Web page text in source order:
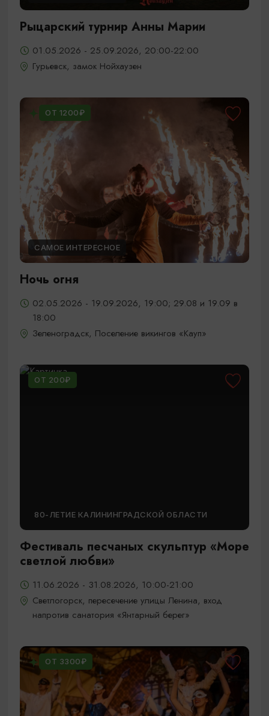
Рыцарский турнир Анны Марии
01.05.2026 - 25.09.2026, 20:00-22:00
Гурьевск, замок Нойхаузен
ОТ 1200₽
САМОЕ ИНТЕРЕСНОЕ
Ночь огня
02.05.2026 - 19.09.2026, 19:00; 29.08 и 19.09 в
18:00
Зеленоградск, Поселение викингов «Кауп»
ОТ 200₽
80-ЛЕТИЕ КАЛИНИНГРАДСКОЙ ОБЛАСТИ
Фестиваль песчаных скульптур «Море
светлой любви»
11.06.2026 - 31.08.2026, 10:00-21:00
Светлогорск, пересечение улицы Ленина, вход
напротив санатория «Янтарный берег»
ОТ 3300₽